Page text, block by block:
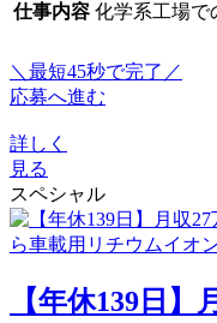
仕事内容 化学系工場で
＼最短45秒で完了／
応募へ進む
詳しく
見る
スペシャル
【年休139日